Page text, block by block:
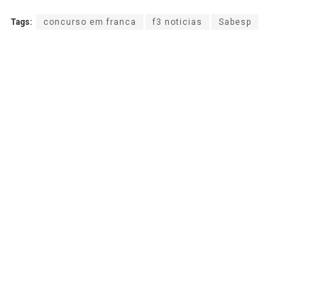
Tags: concurso em franca f3 noticias Sabesp